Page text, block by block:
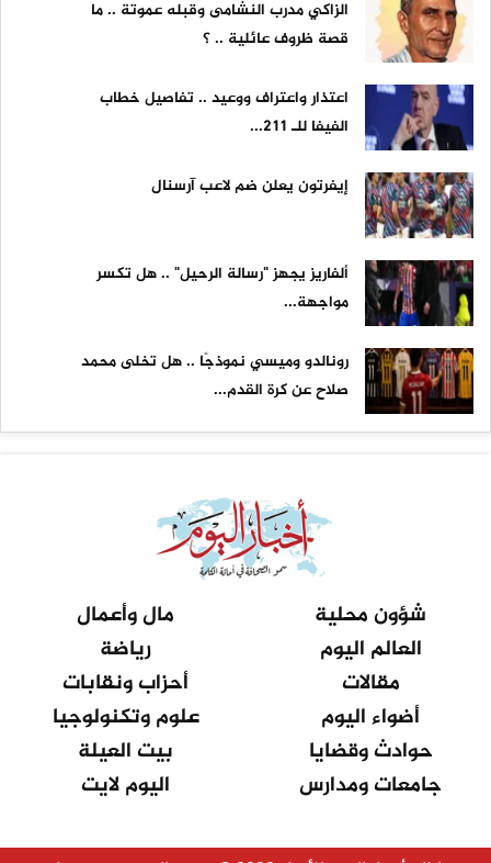
الزاكي مدرب النشامى وقبله عموتة .. ما
قصة ظروف عائلية .. ؟
اعتذار واعتراف ووعيد .. تفاصيل خطاب
الفيفا للـ 211...
إيفرتون يعلن ضم لاعب آرسنال
ألفاريز يجهز "رسالة الرحيل" .. هل تكسر
مواجهة...
رونالدو وميسي نموذجًا .. هل تخلى محمد
صلاح عن كرة القدم...
شؤون محلية
مال وأعمال
العالم اليوم
رياضة
مقالات
أحزاب ونقابات
أضواء اليوم
علوم وتكنولوجيا
حوادث وقضايا
بيت العيلة
جامعات ومدارس
اليوم لايت